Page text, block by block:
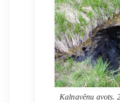
Kalnavēnu avots.